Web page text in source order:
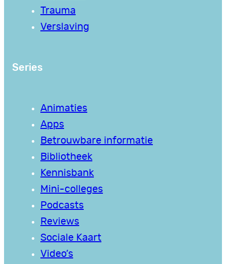
Trauma
Verslaving
Series
Animaties
Apps
Betrouwbare informatie
Bibliotheek
Kennisbank
Mini-colleges
Podcasts
Reviews
Sociale Kaart
Video’s